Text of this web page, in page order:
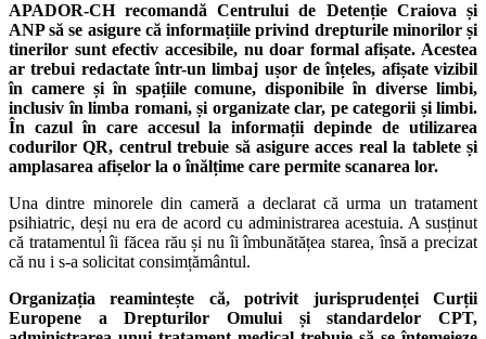
APADOR-CH recomandă Centrului de Detenție Craiova și
ANP să se asigure că informațiile privind drepturile minorilor și
tinerilor sunt efectiv accesibile, nu doar formal afișate. Acestea
ar trebui redactate într-un limbaj ușor de înțeles, afișate vizibil
în camere și în spațiile comune, disponibile în diverse limbi,
inclusiv în limba romani, și organizate clar, pe categorii și limbi.
În cazul în care accesul la informații depinde de utilizarea
codurilor QR, centrul trebuie să asigure acces real la tablete și
amplasarea afișelor la o înălțime care permite scanarea lor.
Una dintre minorele din cameră a declarat că urma un tratament
psihiatric, deși nu era de acord cu administrarea acestuia. A susținut
că tratamentul îi făcea rău și nu îi îmbunătățea starea, însă a precizat
că nu i s-a solicitat consimțământul.
Organizația reamintește că, potrivit jurisprudenței Curții
Europene a Drepturilor Omului și standardelor CPT,